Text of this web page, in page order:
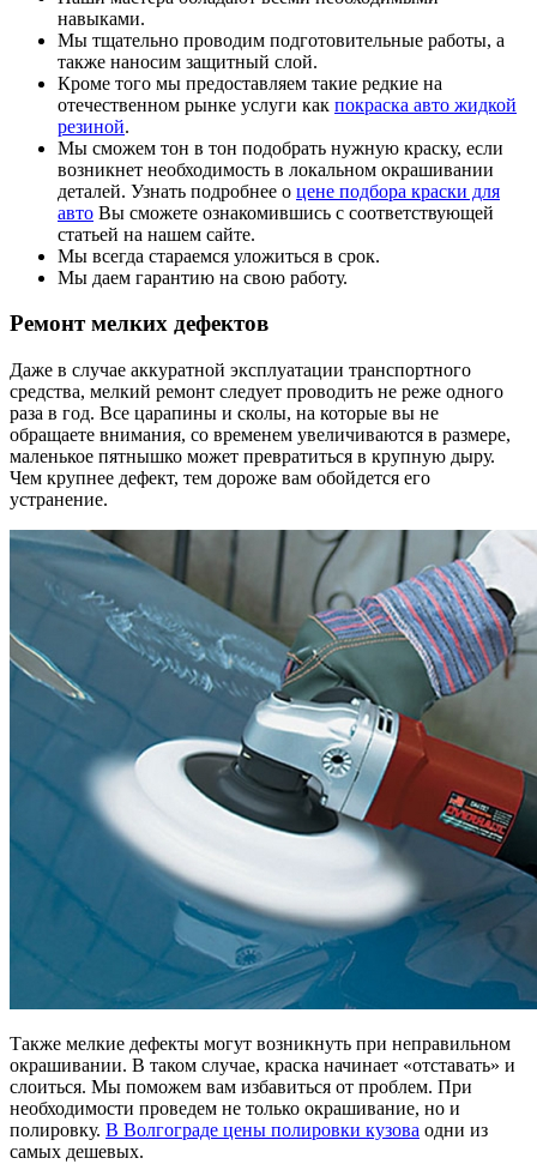
навыками.
Мы тщательно проводим подготовительные работы, а
также наносим защитный слой.
Кроме того мы предоставляем такие редкие на
отечественном рынке услуги как покраска авто жидкой
резиной.
Мы сможем тон в тон подобрать нужную краску, если
возникнет необходимость в локальном окрашивании
деталей. Узнать подробнее о цене подбора краски для
авто Вы сможете ознакомившись с соответствующей
статьей на нашем сайте.
Мы всегда стараемся уложиться в срок.
Мы даем гарантию на свою работу.
Ремонт мелких дефектов
Даже в случае аккуратной эксплуатации транспортного
средства, мелкий ремонт следует проводить не реже одного
раза в год. Все царапины и сколы, на которые вы не
обращаете внимания, со временем увеличиваются в размере,
маленькое пятнышко может превратиться в крупную дыру.
Чем крупнее дефект, тем дороже вам обойдется его
устранение.
Также мелкие дефекты могут возникнуть при неправильном
окрашивании. В таком случае, краска начинает «отставать» и
слоиться. Мы поможем вам избавиться от проблем. При
необходимости проведем не только окрашивание, но и
полировку. В Волгограде цены полировки кузова одни из
самых дешевых.